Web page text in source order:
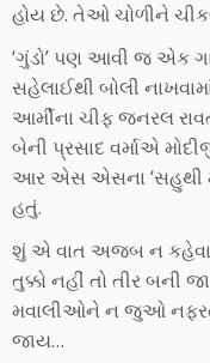
હોય છે. તેઓ ચોળીને
‘ગુંડો’ પણ આવી જ એક
સહેલાઈથી બોલી
આર્મીના ચીફ જનરલ
બેની પ્રસાદ વર્માએ
આર એસ એસના ‘સહુથી
હતું.
શું એ વાત અજબ ન
તુક્કો નહીં તો તીર બની
મવાલીઓને ન જુઓ
જાય…